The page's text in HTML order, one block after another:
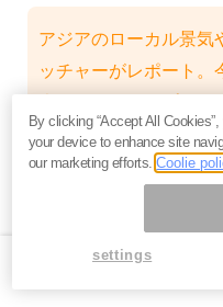
アジアのローカル景気
ッチャーがレポート。
魔し、リアルな生活風
材・文 / げん 改め けん
【 取材時の為替レー
アリエ
※カンボジアでは
By clicking “Accept All
your device to enhance site
our marketing efforts.Coolie
settings